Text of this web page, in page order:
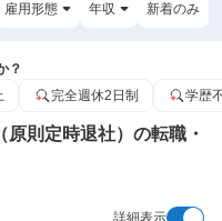
雇用形態 年収 新着のみ
？
完全週休2日制 学歴
則定時退社）の転職・
詳細表示